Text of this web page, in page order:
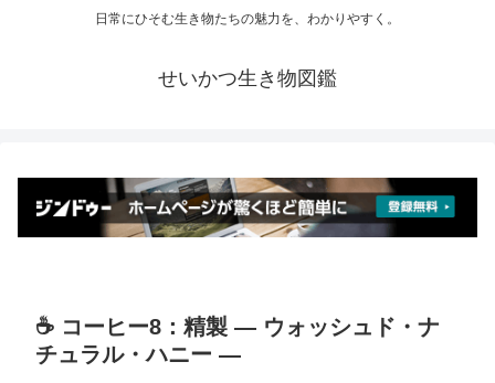
日常にひそむ生き物たちの魅力を、わかりやすく。
せいかつ生き物図鑑
☕ コーヒー8：精製 ― ウォッシュド・ナ
チュラル・ハニー ―